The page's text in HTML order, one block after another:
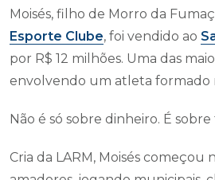
Moisés, filho de Morro da
Esporte Clube, foi vendido ao
por R$ 12 milhões. Uma das
envolvendo um atleta formado
Não é só sobre dinheiro. É
Cria da LARM, Moisés começou